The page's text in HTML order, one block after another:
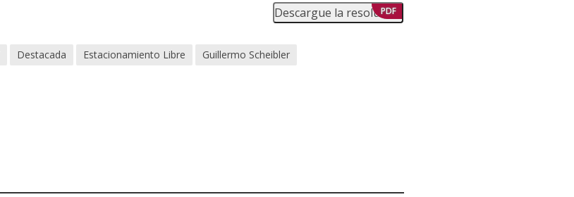
Descargue la resolución
PDF
Destacada Estacionamiento Libre
Guillermo Scheibler